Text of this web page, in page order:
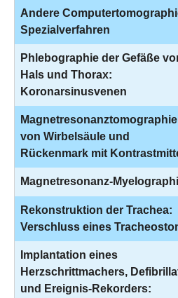
Andere
Spezialverfahren
Phlebographie der Gefäße
Hals und Thorax:
Koronarsinusvenen
Magnetresonanztomographie
von Wirbelsäule und
Rückenmark mit
Magnetresonanz-
Rekonstruktion der Trachea:
Verschluss eines
Implantation eines
Herzschrittmachers,
und Ereignis-Rekorders: